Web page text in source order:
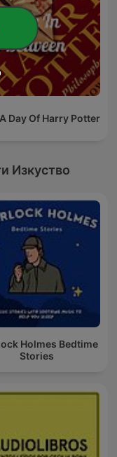
Day Of Harry Potter
Изкуство
Holmes Bedtime
Stories